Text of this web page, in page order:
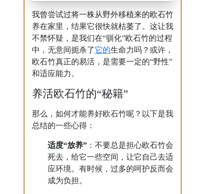
我曾尝试过将一株从野外移植来的欧石竹
养在家里，结果它很快就枯萎了。这让我
不禁怀疑，是我们在“驯化”欧石竹的过程
中，无意间扼杀了它的生命力吗？或许，
欧石竹真正的易活，是需要一定的“野性”
和适应能力。
养活欧石竹的“秘籍”
那么，如何才能养好欧石竹呢？以下是我
总结的一些心得：
适度“放养” ：不要总是担心欧石竹会
死去，给它一些空间，让它自己去适
应环境。有时候，过多的呵护反而会
成为负担。